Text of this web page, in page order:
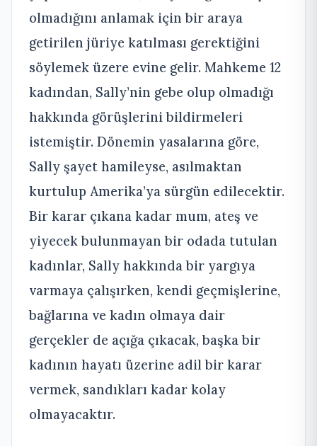
olmadığını anlamak için bir araya
getirilen jüriye katılması gerektiğini
söylemek üzere evine gelir. Mahkeme 12
kadından, Sally’nin gebe olup olmadığı
hakkında görüşlerini bildirmeleri
istemiştir. Dönemin yasalarına göre,
Sally şayet hamileyse, asılmaktan
kurtulup Amerika’ya sürgün edilecektir.
Bir karar çıkana kadar mum, ateş ve
yiyecek bulunmayan bir odada tutulan
kadınlar, Sally hakkında bir yargıya
varmaya çalışırken, kendi geçmişlerine,
bağlarına ve kadın olmaya dair
gerçekler de açığa çıkacak, başka bir
kadının hayatı üzerine adil bir karar
vermek, sandıkları kadar kolay
olmayacaktır.